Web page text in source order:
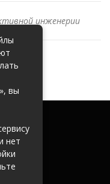
инженерии
вы
нет